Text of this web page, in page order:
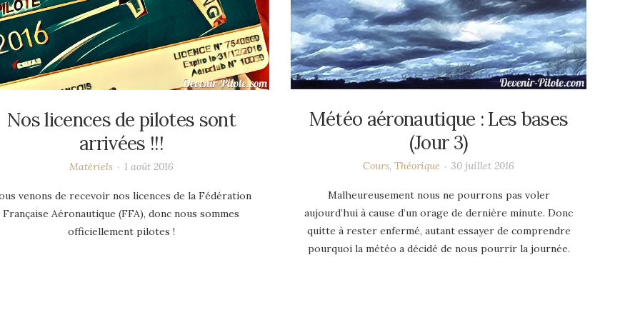
Nos licences de pilotes sont
arrivées !!!
Matériels 1 août 2016
venons de recevoir nos licences de la Fédération
Française Aéronautique (FFA), donc nous sommes
officiellement pilotes !
Météo aéronautique : Les bases
(Jour 3)
Cours, Théorique 30 juillet 2016
Malheureusement nous ne pourrons pas voler
aujourd’hui à cause d’un orage de dernière minute. Donc
quitte à rester enfermé, autant essayer de comprendre
pourquoi la météo a décidé de nous pourrir la journée.